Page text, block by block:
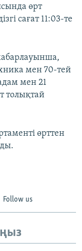
өрт
сағат 11:03-те
мен 70-тей
мен 21
толықтай
өрттен
Follow us